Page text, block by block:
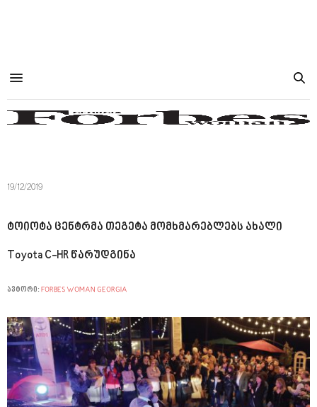
19/12/2019
ტოიოტა ცენტრმა თეგეტა მომხმარებლებს ახალი
Toyota C-HR წარუდგინა
ავტორი: FORBES WOMAN GEORGIA